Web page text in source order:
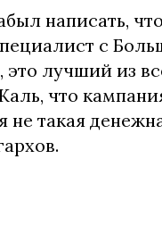
написать, что
с
это лучший из
что
не такая